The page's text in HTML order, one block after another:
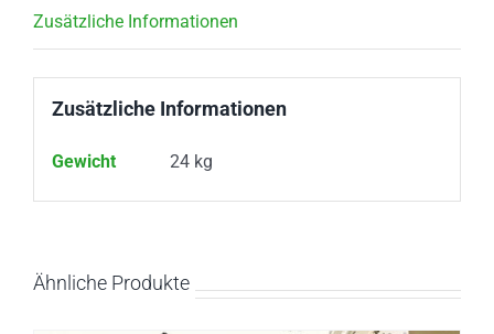
Zusätzliche Informationen
Zusätzliche Informationen
Gewicht 24 kg
Ähnliche Produkte